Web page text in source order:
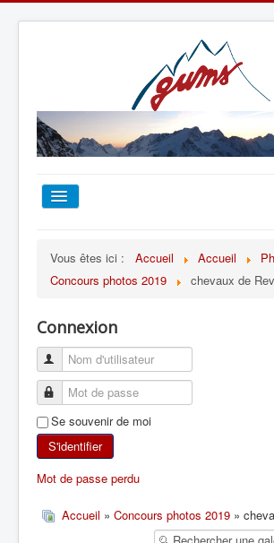
TOUT SUR LE GUMS
ESCALADE
ALPINISME
SKI DE RANDONNÉE
RANDONNÉE SPORTIVE
Vous êtes ici : Accueil Accueil
Concours photos 2019
chevaux de
Connexion
Se souvenir de moi
S'identifier
Mot de passe perdu
Accueil » Concours photos 2019 »